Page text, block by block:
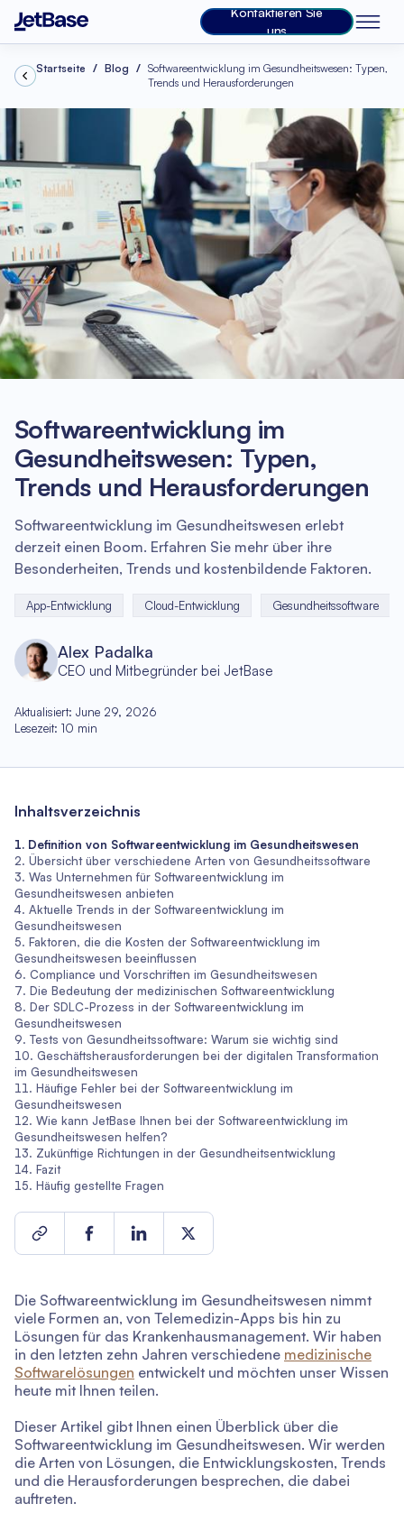
Kontaktieren Sie
uns
Startseite Blog
Softwareentwicklung im Gesundheitswesen: Typen,
Trends und Herausforderungen
Softwareentwicklung im
Gesundheitswesen: Typen,
Trends und Herausforderungen
Softwareentwicklung im Gesundheitswesen erlebt
derzeit einen Boom. Erfahren Sie mehr über ihre
Besonderheiten, Trends und kostenbildende Faktoren.
App-Entwicklung Cloud-Entwicklung Gesundheitssoftware
Alex Padalka
CEO und Mitbegründer bei JetBase
Aktualisiert: June 29, 2026
Lesezeit: 10 min
Die Softwareentwicklung im Gesundheitswesen nimmt
viele Formen an, von Telemedizin-Apps bis hin zu
Lösungen für das Krankenhausmanagement. Wir haben
in den letzten zehn Jahren verschiedene medizinische
Softwarelösungen entwickelt und möchten unser Wissen
heute mit Ihnen teilen.
Dieser Artikel gibt Ihnen einen Überblick über die
Softwareentwicklung im Gesundheitswesen. Wir werden
die Arten von Lösungen, die Entwicklungskosten, Trends
und die Herausforderungen besprechen, die dabei
auftreten.
Inhaltsverzeichnis
Definition von Softwareentwicklung im Gesundheitswesen
Übersicht über verschiedene Arten von Gesundheitssoftware
Was Unternehmen für Softwareentwicklung im
Gesundheitswesen anbieten
Aktuelle Trends in der Softwareentwicklung im
Gesundheitswesen
Faktoren, die die Kosten der Softwareentwicklung im
Gesundheitswesen beeinflussen
Compliance und Vorschriften im Gesundheitswesen
Die Bedeutung der medizinischen Softwareentwicklung
Der SDLC-Prozess in der Softwareentwicklung im
Gesundheitswesen
Tests von Gesundheitssoftware: Warum sie wichtig sind
Geschäftsherausforderungen bei der digitalen Transformation
im Gesundheitswesen
Häufige Fehler bei der Softwareentwicklung im
Gesundheitswesen
Wie kann JetBase Ihnen bei der Softwareentwicklung im
Gesundheitswesen helfen?
Zukünftige Richtungen in der Gesundheitsentwicklung
Fazit
Häufig gestellte Fragen